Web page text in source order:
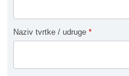
Naziv tvrtke / udruge *